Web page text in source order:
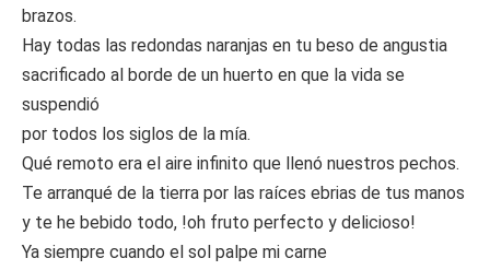
brazos.
Hay todas las redondas naranjas en tu beso de angustia
sacrificado al borde de un huerto en que la vida se
suspendió
por todos los siglos de la mía.
Qué remoto era el aire infinito que llenó nuestros pechos.
Te arranqué de la tierra por las raíces ebrias de tus manos
y te he bebido todo, !oh fruto perfecto y delicioso!
Ya siempre cuando el sol palpe mi carne